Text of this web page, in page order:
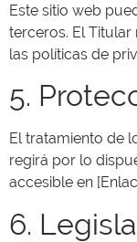
Este sitio web
terceros. El
las políticas de
5.
El tratamiento de
regirá por lo
accesible en
6.